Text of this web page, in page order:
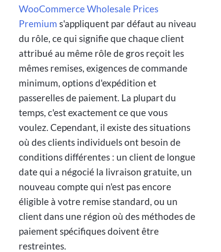
WooCommerce Wholesale Prices
Premium s'appliquent par défaut au niveau
du rôle, ce qui signifie que chaque client
attribué au même rôle de gros reçoit les
mêmes remises, exigences de commande
minimum, options d'expédition et
passerelles de paiement. La plupart du
temps, c'est exactement ce que vous
voulez. Cependant, il existe des situations
où des clients individuels ont besoin de
conditions différentes : un client de longue
date qui a négocié la livraison gratuite, un
nouveau compte qui n'est pas encore
éligible à votre remise standard, ou un
client dans une région où des méthodes de
paiement spécifiques doivent être
restreintes.